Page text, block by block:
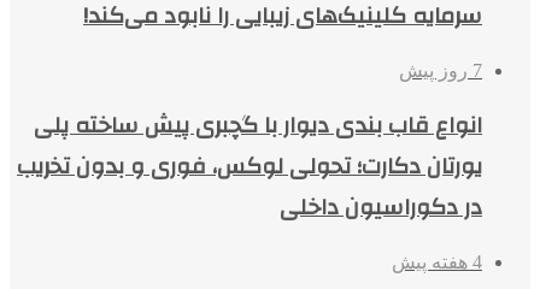
سرمایه کلینیک‌های زیبایی را نابود می‌کند!
7 روز پیش
انواع قاب بندی دیوار با گچبری پیش ساخته پلی
یورتان دکارت؛ تحولی لوکس، فوری و بدون تخریب
در دکوراسیون داخلی
4 هفته پیش